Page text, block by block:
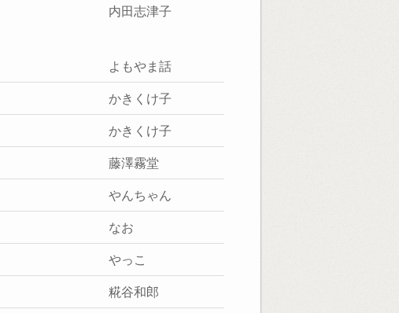
内田志津子
よもやま話
かきくけ子
かきくけ子
藤澤霧堂
やんちゃん
なお
やっこ
糀谷和郎